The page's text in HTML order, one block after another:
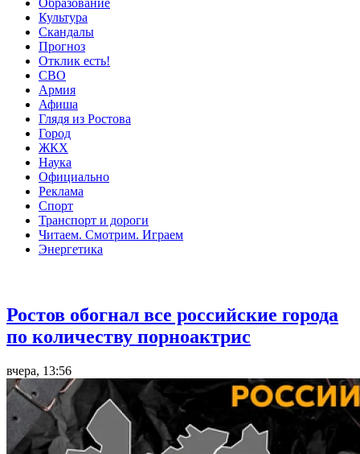
Образование
Культура
Скандалы
Прогноз
Отклик есть!
СВО
Армия
Афиша
Глядя из Ростова
Город
ЖКХ
Наука
Официально
Реклама
Спорт
Транспорт и дороги
Читаем. Смотрим. Играем
Энергетика
Ростов обогнал все российские города
по количеству порноактрис
вчера, 13:56